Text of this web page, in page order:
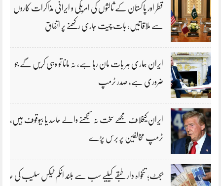
قطر اور پاکستان کے ثالثوں کی امریکی و ایرانی مذاکرات کاروں
سے ملاقاتیں، بات چیت جاری رکھنے پر اتفاق
ایران ہماری ہر بات مان رہا ہے، نہ مانا تو وہی کریں گے جو
ضروری ہے، صدر ٹرمپ
ایران کیخلاف مجھے سخت نہ سمجھنے والے حاسد یا بیوقوف ہیں،
ٹرمپ مخالفین پر برس پڑے
بجٹ؛ تنخواہ دار طبقے کیلیے سب سے بلند انکم ٹیکس سلیب کی حد